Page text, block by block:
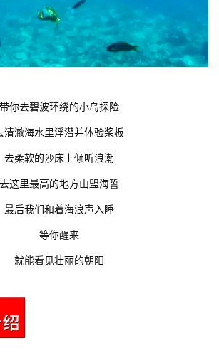
带你去碧波环绕的小岛探险
清澈海水里浮潜并体验桨板
去柔软的沙床上倾听浪潮
去这里最高的地方山盟海誓
最后我们和着海浪声入睡
等你醒来
就能看见壮丽的朝阳